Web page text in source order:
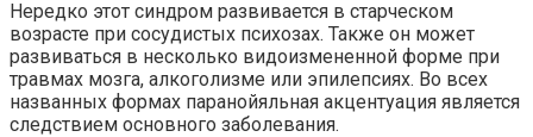
Нередко этот синдром развивается в старческом
возрасте при сосудистых психозах. Также он может
развиваться в несколько видоизмененной форме при
травмах мозга, алкоголизме или эпилепсиях. Во всех
названных формах паранойяльная акцентуация является
следствием основного заболевания.